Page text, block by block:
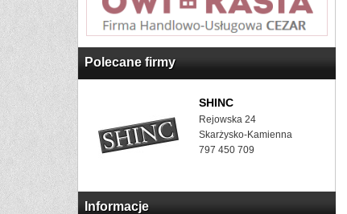
Polecane firmy
SHINC
Rejowska 24
Skarżysko-Kamienna
797 450 709
Informacje